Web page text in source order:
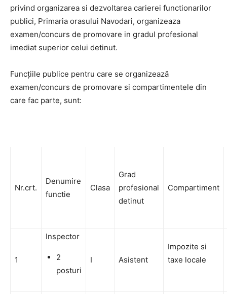
privind organizarea si dezvoltarea carierei functionarilor
publici, Primaria orasului Navodari, organizeaza
examen/concurs de promovare in gradul profesional
imediat superior celui detinut.
Funcţiile publice pentru care se organizează
examen/concurs de promovare si compartimentele din
care fac parte, sunt:
Nr.crt.
Denumire
functie
Clasa
Grad
profesional
detinut
Compartiment
1
Inspector
2
posturi
I Asistent
Impozite si
taxe locale